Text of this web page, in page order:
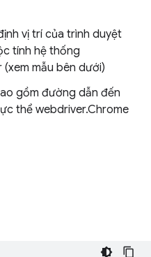
vị trí của trình duyệt
tính hệ thống
mẫu bên dưới)
gồm đường dẫn đến
thể webdriver.Chrome